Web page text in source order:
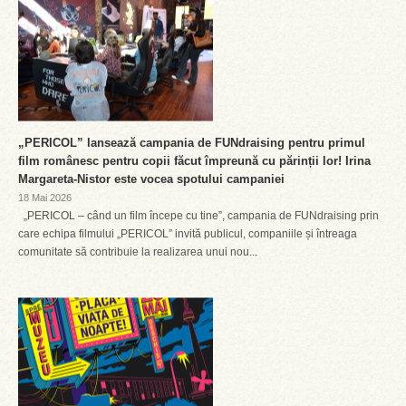
„PERICOL” lansează campania de FUNdraising pentru primul
film românesc pentru copii făcut împreună cu părinții lor! Irina
Margareta-Nistor este vocea spotului campaniei
18 Mai 2026
„PERICOL – când un film începe cu tine”, campania de FUNdraising prin
care echipa filmului „PERICOL” invită publicul, companiile și întreaga
comunitate să contribuie la realizarea unui nou...